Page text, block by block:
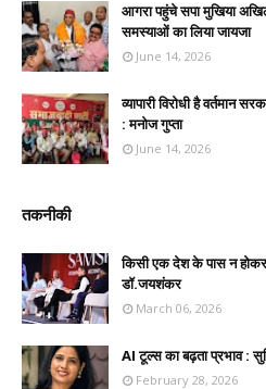
आगरा पहुंचे सपा मुखिया
समस्याओं का लिया जायजा
June 14, 2026
व्यापारी विरोधी है वर्तमान
: मनोज गुप्ता
June 14, 2026
तकनीकी
किसी एक देश के पास न
डॉ.जयशंकर
March 06, 2026
AI टूल्स का बढ़ता प्रभाव :
February 28, 2026